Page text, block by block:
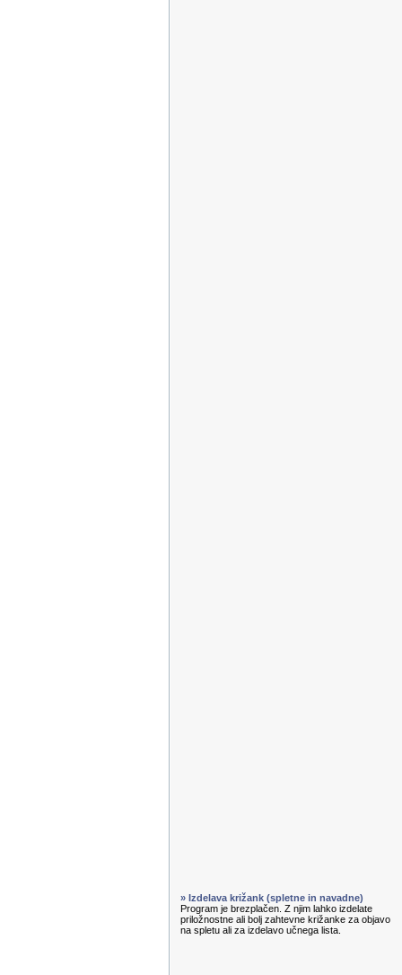
» Izdelava križank (spletne in navadne)
Program je brezplačen. Z njim lahko izdelate
priložnostne ali bolj zahtevne križanke za objavo
na spletu ali za izdelavo učnega lista.